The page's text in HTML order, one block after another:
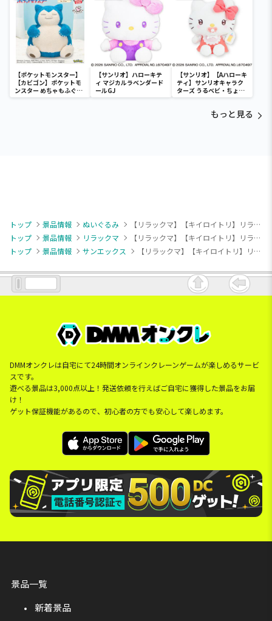
【ポケットモンスター】
【カビゴン】ポケットモ
ンスター めちゃもふぐっ
と ほっこりいやされぬい
【サンリオ】ハローキテ
ィ マジカルラベンダード
ールGJ
【サンリオ】【Aハローキ
ティ】サンリオキャラク
ターズ うるベビ・ちょい
デカドール
もっと見る
トップ 景品情報 ぬいぐるみ
【リラックマ】【キイロイトリ】リラックマ うみリラきぶん メンダコぬいぐるみXL プレミアム
トップ
景品情報 リラックマ
【リラックマ】【キイロイトリ】リラックマ うみリラきぶん メンダコぬいぐるみXL プレミアム
トップ
景品情報 サンエックス 【リラックマ】【キイロイトリ】リラックマ うみリラきぶん メンダコぬいぐるみXL プレミアム
DMMオンクレは自宅にて24時間オンラインクレーンゲームが楽しめるサービ
スです。
遊べる景品は3,000点以上！発送依頼を行えばご自宅に獲得した景品をお届
け！
ゲット保証機能があるので、初心者の方でも安心して楽しめます。
景品一覧
新着景品